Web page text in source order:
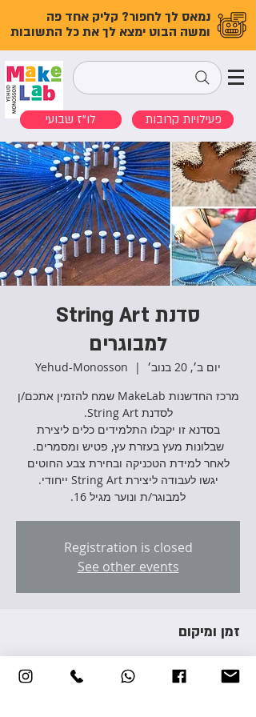
נמאס לך לחפור? קליק אחד פה
ומשה הבוט ימצא לך את כל התשובות
לו"ז שבועי פעילויות קרובות
סדנת String Art
למבוגרים
יום ב׳, 20 בנוב׳
  |
Yehud-Monosson
מרכז החדשנות MakeLab שמח להזמין אתכם/ן
בסדנא זו יקבלו התלמידים כלים ליצירת
לאחר למידת הטכניקה ובחירת צבע החוטים
למבוגר/ת ונוער מגיל 16.
Registration is closed
See other events
זמן ומיקום
Yehud-Monosson, Avraham Giron St 3,